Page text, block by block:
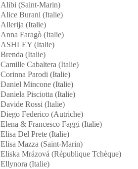
Alibi (Saint-Marin)
Alice Burani (Italie)
Allerija (Italie)
Anna Faragò (Italie)
ASHLEY (Italie)
Brenda (Italie)
Camille Cabaltera (Italie)
Corinna Parodi (Italie)
Daniel Mincone (Italie)
Daniela Pisciotta (Italie)
Davide Rossi (Italie)
Diego Federico (Autriche)
Elena & Francesco Faggi (Italie)
Elisa Del Prete (Italie)
Elisa Mazza (Saint-Marin)
Eliska Mrázová (République Tchèque)
Ellynora (Italie)